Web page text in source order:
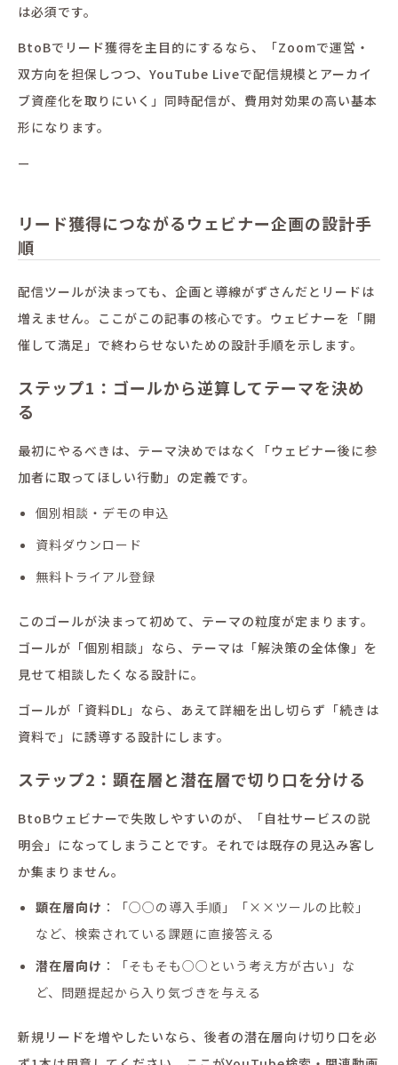
は必須です。
BtoBでリード獲得を主目的にするなら、「Zoomで運営・
双方向を担保しつつ、YouTube Liveで配信規模とアーカイ
ブ資産化を取りにいく」同時配信が、費用対効果の高い基本
形になります。
—
リード獲得につながるウェビナー企画の設計手
順
配信ツールが決まっても、企画と導線がずさんだとリードは
増えません。ここがこの記事の核心です。ウェビナーを「開
催して満足」で終わらせないための設計手順を示します。
ステップ1：ゴールから逆算してテーマを決め
る
最初にやるべきは、テーマ決めではなく「ウェビナー後に参
加者に取ってほしい行動」の定義です。
個別相談・デモの申込
資料ダウンロード
無料トライアル登録
このゴールが決まって初めて、テーマの粒度が定まります。
ゴールが「個別相談」なら、テーマは「解決策の全体像」を
見せて相談したくなる設計に。
ゴールが「資料DL」なら、あえて詳細を出し切らず「続きは
資料で」に誘導する設計にします。
ステップ2：顕在層と潜在層で切り口を分ける
BtoBウェビナーで失敗しやすいのが、「自社サービスの説
明会」になってしまうことです。それでは既存の見込み客し
か集まりません。
顕在層向け ：「○○の導入手順」「××ツールの比較」
など、検索されている課題に直接答える
潜在層向け ：「そもそも○○という考え方が古い」な
ど、問題提起から入り気づきを与える
新規リードを増やしたいなら、後者の潜在層向け切り口を必